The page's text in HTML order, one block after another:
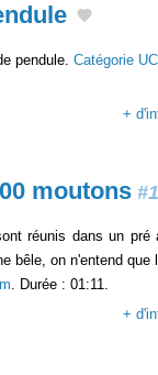
pendule. Catégorie
+
moutons #1
réunis dans un pré
bêle, on n'entend que
. Durée : 01:11.
+